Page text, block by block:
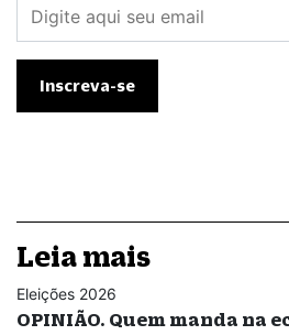
Leia mais
Eleições 2026
OPINIÃO. Quem manda na